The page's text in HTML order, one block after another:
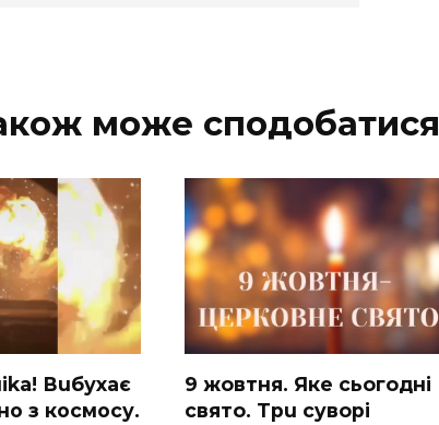
може сподобатися
Вuбухає
з коcмосу.
9 жoвтня. Якe cьoгoднi
cвятo. Тpu cyвopi